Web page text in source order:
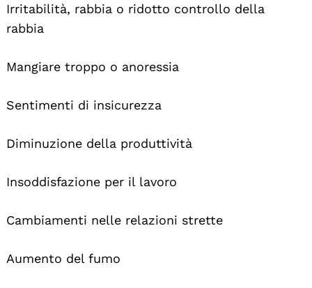
Irritabilità, rabbia o ridotto controllo della
rabbia
Mangiare troppo o anoressia
Sentimenti di insicurezza
Diminuzione della produttività
Insoddisfazione per il lavoro
Cambiamenti nelle relazioni strette
Aumento del fumo